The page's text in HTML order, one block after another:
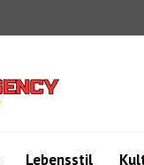
Lebensstil